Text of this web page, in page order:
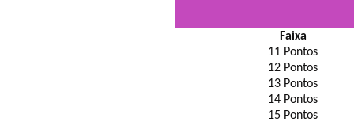
Faixa
11 Pontos
12 Pontos
13 Pontos
14 Pontos
15 Pontos